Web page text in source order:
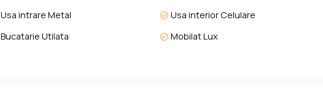
Usa intrare Metal Usa interior Celulare
Bucatarie Utilata Mobilat Lux